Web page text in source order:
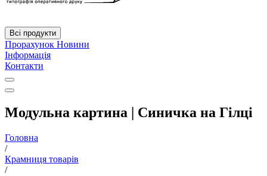
Всі продукти
Прорахунок Новини
Інформація
Контакти
Модульна картина | Синичка на Гілці
Головна
/
Крамниця товарів
/